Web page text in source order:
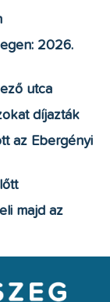
2026.
utca
díjazták
az Ebergényi
majd az